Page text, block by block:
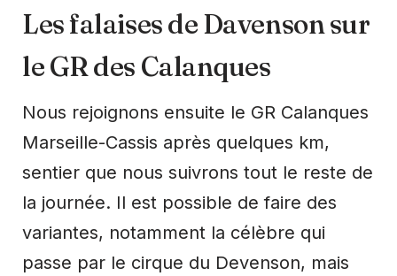
Les falaises de Davenson sur
le GR des Calanques
Nous rejoignons ensuite le GR Calanques
Marseille-Cassis après quelques km,
sentier que nous suivrons tout le reste de
la journée. Il est possible de faire des
variantes, notamment la célèbre qui
passe par le cirque du Devenson, mais